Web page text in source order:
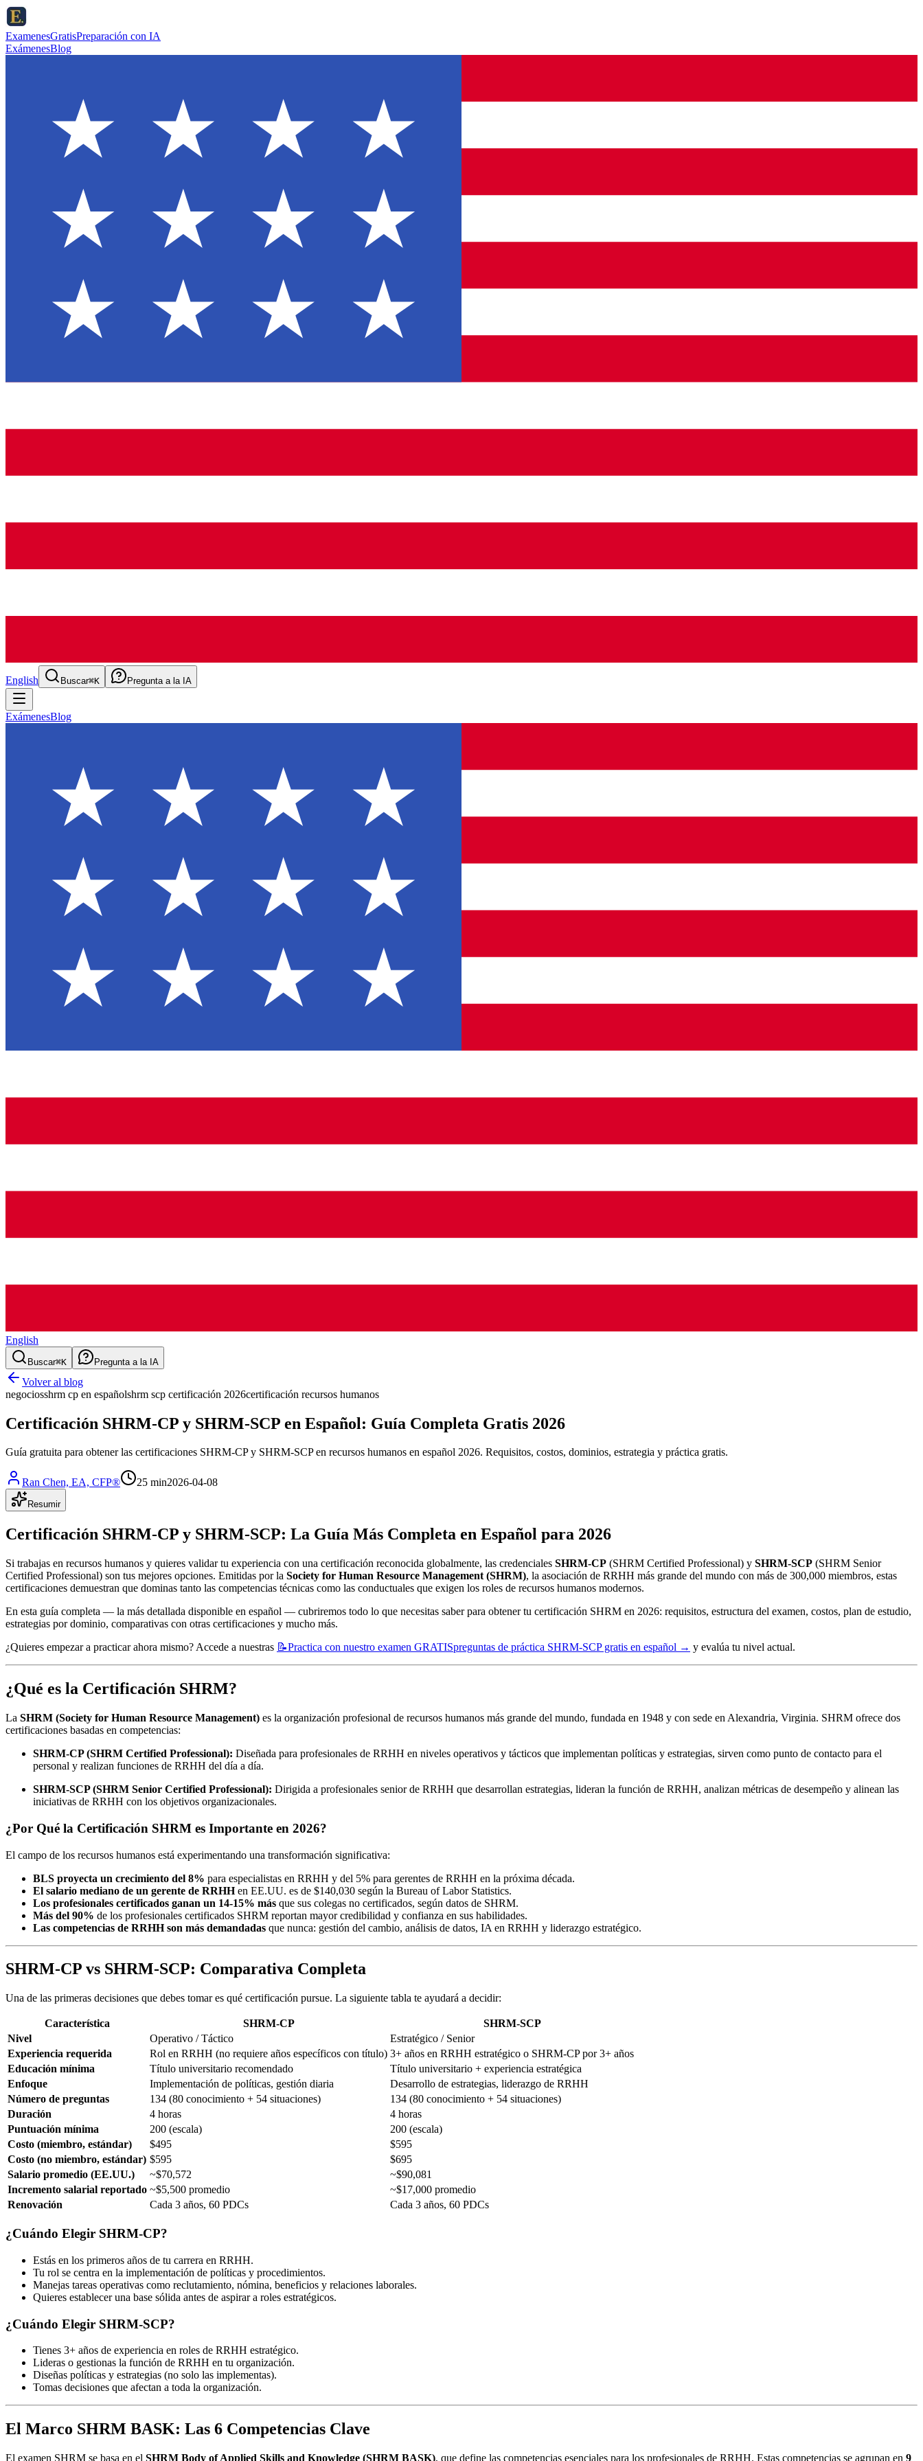
ExamenesGratisPreparación con IA
ExámenesBlog
English Buscar⌘K Pregunta a la IA
ExámenesBlog
English
Buscar⌘K Pregunta a la IA
Volver al blog
negociosshrm cp en españolshrm scp certificación 2026certificación recursos humanos
Certificación SHRM-CP y SHRM-SCP en Español: Guía Completa Gratis 2026
Guía gratuita para obtener las certificaciones SHRM-CP y SHRM-SCP en recursos humanos en español 2026. Requisitos, costos, dominios, estrategia y práctica gratis.
Ran Chen, EA, CFP® 25 min2026-04-08
Resumir
Certificación SHRM-CP y SHRM-SCP: La Guía Más Completa en Español para 2026
Si trabajas en recursos humanos y quieres validar tu experiencia con una certificación reconocida globalmente, las credenciales SHRM-CP (SHRM Certified Professional) y SHRM-SCP (SHRM Senior
Certified Professional) son tus mejores opciones. Emitidas por la Society for Human Resource Management (SHRM), la asociación de RRHH más grande del mundo con más de 300,000 miembros, estas
certificaciones demuestran que dominas tanto las competencias técnicas como las conductuales que exigen los roles de recursos humanos modernos.
En esta guía completa — la más detallada disponible en español — cubriremos todo lo que necesitas saber para obtener tu certificación SHRM en 2026: requisitos, estructura del examen, costos, plan de estudio,
estrategias por dominio, comparativas con otras certificaciones y mucho más.
¿Quieres empezar a practicar ahora mismo? Accede a nuestras 📝Practica con nuestro examen GRATISpreguntas de práctica SHRM-SCP gratis en español → y evalúa tu nivel actual.
¿Qué es la Certificación SHRM?
La SHRM (Society for Human Resource Management) es la organización profesional de recursos humanos más grande del mundo, fundada en 1948 y con sede en Alexandria, Virginia. SHRM ofrece dos
certificaciones basadas en competencias:
SHRM-CP (SHRM Certified Professional): Diseñada para profesionales de RRHH en niveles operativos y tácticos que implementan políticas y estrategias, sirven como punto de contacto para el
personal y realizan funciones de RRHH del día a día.
SHRM-SCP (SHRM Senior Certified Professional): Dirigida a profesionales senior de RRHH que desarrollan estrategias, lideran la función de RRHH, analizan métricas de desempeño y alinean las
iniciativas de RRHH con los objetivos organizacionales.
¿Por Qué la Certificación SHRM es Importante en 2026?
El campo de los recursos humanos está experimentando una transformación significativa:
BLS proyecta un crecimiento del 8% para especialistas en RRHH y del 5% para gerentes de RRHH en la próxima década.
El salario mediano de un gerente de RRHHen EE.UU. es de $140,030 según la Bureau of Labor Statistics.
Los profesionales certificados ganan un 14-15% más que sus colegas no certificados, según datos de SHRM.
Más del 90% de los profesionales certificados SHRM reportan mayor credibilidad y confianza en sus habilidades.
Las competencias de RRHH son más demandadas que nunca: gestión del cambio, análisis de datos, IA en RRHH y liderazgo estratégico.
SHRM-CP vs SHRM-SCP: Comparativa Completa
Una de las primeras decisiones que debes tomar es qué certificación pursue. La siguiente tabla te ayudará a decidir:
Característica SHRM-CP
SHRM-SCP
Nivel
Operativo / Táctico
Estratégico / Senior
Experiencia requerida
Rol en RRHH (no requiere años específicos con título) 3+ años en RRHH estratégico o SHRM-CP por 3+ años
Educación mínima
Título universitario recomendado
Título universitario + experiencia estratégica
Enfoque
Implementación de políticas, gestión diaria
Desarrollo de estrategias, liderazgo de RRHH
Número de preguntas
134 (80 conocimiento + 54 situaciones)
134 (80 conocimiento + 54 situaciones)
Duración
4 horas
4 horas
Puntuación mínima
200 (escala)
200 (escala)
Costo (miembro, estándar)
$495
$595
Costo (no miembro, estándar) $595
$695
Salario promedio (EE.UU.)
~$70,572
~$90,081
Incremento salarial reportado ~$5,500 promedio
~$17,000 promedio
Renovación
Cada 3 años, 60 PDCs Cada 3 años, 60 PDCs
¿Cuándo Elegir SHRM-CP?
Estás en los primeros años de tu carrera en RRHH.
Tu rol se centra en la implementación de políticas y procedimientos.
Manejas tareas operativas como reclutamiento, nómina, beneficios y relaciones laborales.
Quieres establecer una base sólida antes de aspirar a roles estratégicos.
¿Cuándo Elegir SHRM-SCP?
Tienes 3+ años de experiencia en roles de RRHH estratégico.
Lideras o gestionas la función de RRHH en tu organización.
Diseñas políticas y estrategias (no solo las implementas).
Tomas decisiones que afectan a toda la organización.
El Marco SHRM BASK: Las 6 Competencias Clave
El examen SHRM se basa en el SHRM Body of Applied Skills and Knowledge (SHRM BASK), que define las competencias esenciales para los profesionales de RRHH. Estas competencias se agrupan en 9